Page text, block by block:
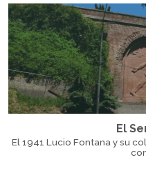
El
El 1941 Lucio Fontana y su